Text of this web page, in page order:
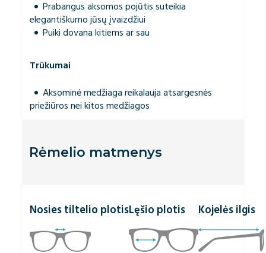
Prabangus aksomos pojūtis suteikia
elegantiškumo jūsų įvaizdžiui
Puiki dovana kitiems ar sau
Trūkumai
Aksominė medžiaga reikalauja atsargesnės
priežiūros nei kitos medžiagos
Rėmelio matmenys
Nosies tiltelio plotisLęšio plotis Kojelės ilgis